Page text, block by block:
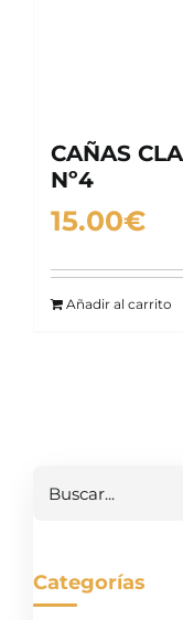
CAÑAS
Nº4
15.00€
Añadir al carrito
Categorías